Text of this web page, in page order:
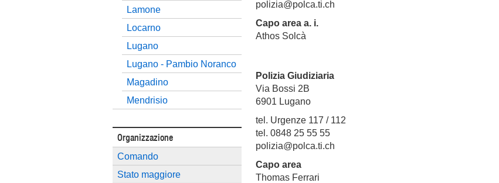
Lamone
Locarno
Lugano
Lugano - Pambio Noranco
Magadino
Mendrisio
Organizzazione
Comando
Stato maggiore
polizia@polca.ti.ch
Capo area a. i.
Athos Solcà
Polizia Giudiziaria
Via Bossi 2B
6901 Lugano
tel. Urgenze 117 / 112
tel. 0848 25 55 55
polizia@polca.ti.ch
Capo area
Thomas Ferrari